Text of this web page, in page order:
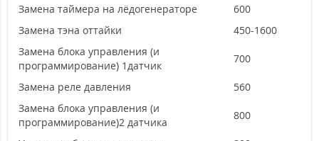
Замена таймера на лёдогенераторе
600
Замена тэна оттайки
450-1600
Замена блока управления (и
программирование) 1датчик
700
Замена реле давления
560
Замена блока управления (и
программирование)2 датчика
800